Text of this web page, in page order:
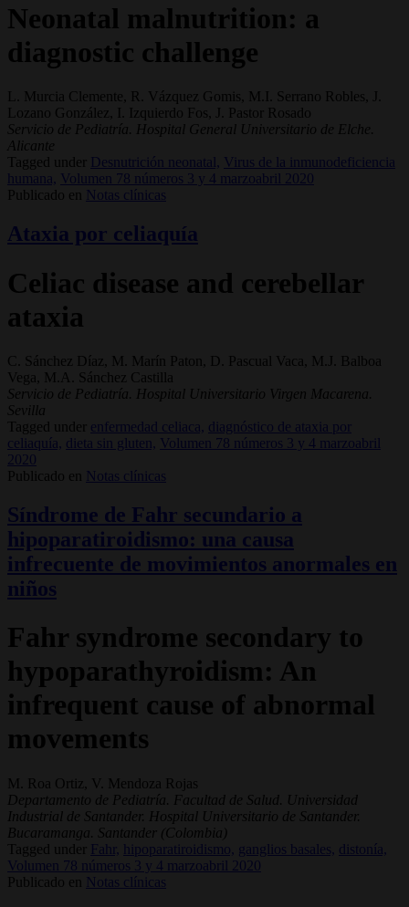
Neonatal malnutrition: a
diagnostic challenge
L. Murcia Clemente, R. Vázquez Gomis, M.I. Serrano Robles, J.
Lozano González, I. Izquierdo Fos, J. Pastor Rosado
Servicio de Pediatría. Hospital General Universitario de Elche.
Alicante
Tagged under
Desnutrición neonatal,
Virus de la inmunodeficiencia
humana,
Volumen 78 números 3 y 4 marzoabril 2020
Publicado en
Notas clínicas
Ataxia por celiaquía
Celiac disease and cerebellar
ataxia
C. Sánchez Díaz, M. Marín Paton, D. Pascual Vaca, M.J. Balboa
Vega, M.A. Sánchez Castilla
Servicio de Pediatría. Hospital Universitario Virgen Macarena.
Sevilla
Tagged under
enfermedad celiaca, diagnóstico de ataxia por
celiaquía, dieta sin gluten,
Volumen 78 números 3 y 4 marzoabril
2020
Publicado en
Notas clínicas
Síndrome de Fahr secundario a
hipoparatiroidismo: una causa
infrecuente de movimientos anormales en
niños
Fahr syndrome secondary to
hypoparathyroidism: An
infrequent cause of abnormal
movements
M. Roa Ortiz, V. Mendoza Rojas
Departamento de Pediatría. Facultad de Salud. Universidad
Industrial de Santander. Hospital Universitario de Santander.
Bucaramanga. Santander (Colombia)
Tagged under
Fahr, hipoparatiroidismo, ganglios basales, distonía,
Volumen 78 números 3 y 4 marzoabril 2020
Publicado en
Notas clínicas